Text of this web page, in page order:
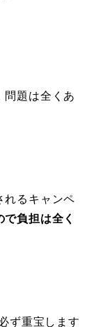
問題は全くあ
れるキャンペ
負担は全く
ず重宝します